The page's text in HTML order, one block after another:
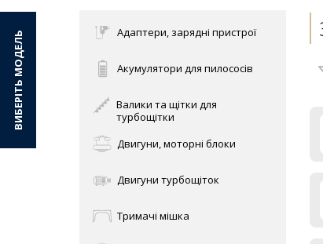
Адаптери, зарядні пристрої
Акумулятори для пилососів
Валики та щітки для
турбощітки
Двигуни, моторні блоки
Двигуни турбощіток
Тримачі мішка
ВИБЕРІТЬ МОДЕЛЬ